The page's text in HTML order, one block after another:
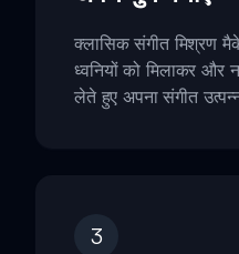
क्लासिक संगीत मिश्रण
ध्वनियों को मिलाकर
लेते हुए अपना संगीत
3